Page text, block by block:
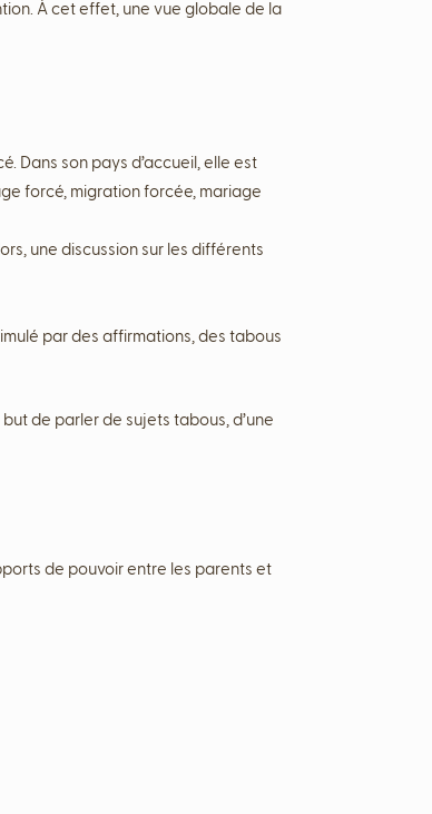
À cet effet, une vue globale de la
Dans son pays d’accueil, elle est
forcé, migration forcée, mariage
une discussion sur les différents
par des affirmations, des tabous
de parler de sujets tabous, d’une
de pouvoir entre les parents et